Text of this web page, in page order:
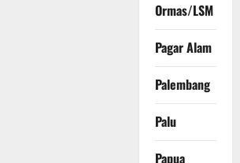
Ormas/LSM
Pagar Alam
Palembang
Palu
Papua